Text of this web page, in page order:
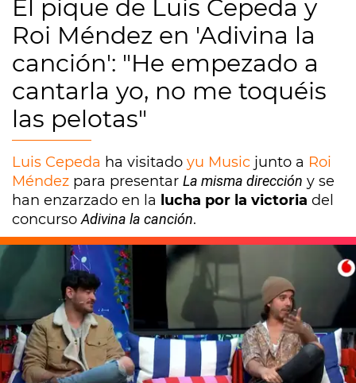
El pique de Luis Cepeda y
Roi Méndez en 'Adivina la
canción': "He empezado a
cantarla yo, no me toquéis
las pelotas"
Luis Cepeda ha visitado yu Music junto a Roi
Méndez para presentar La misma dirección y se
han enzarzado en la lucha por la victoria del
concursoAdivina la canción.